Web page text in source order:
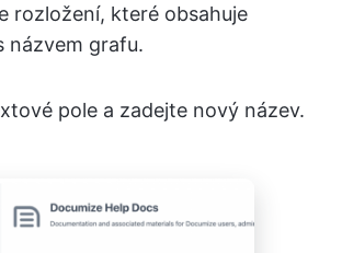
rozložení, které obsahuje
názvem grafu.
pole a zadejte nový název.